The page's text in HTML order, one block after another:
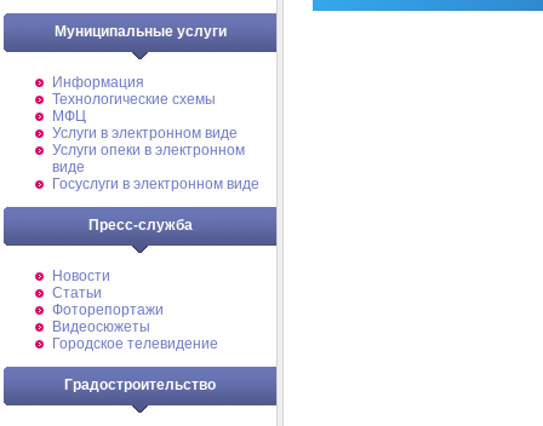
Муниципальные услуги
Информация
Технологические схемы
МФЦ
Услуги в электронном виде
Услуги опеки в электронном
виде
Госуслуги в электронном виде
Пресс-служба
Новости
Статьи
Фоторепортажи
Видеосюжеты
Городское телевидение
Градостроительство